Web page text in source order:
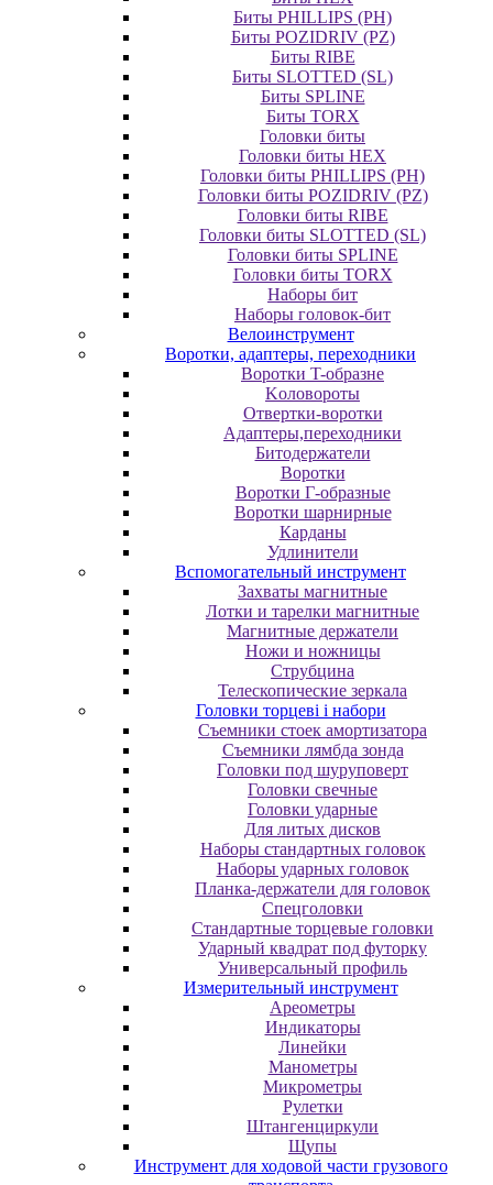
Биты PHILLIPS (PH)
Биты POZIDRIV (PZ)
Биты RIBE
Биты SLOTTED (SL)
Биты SPLINE
Биты TORX
Головки биты
Головки биты HEX
Головки биты PHILLIPS (PH)
Головки биты POZIDRIV (PZ)
Головки биты RIBE
Головки биты SLOTTED (SL)
Головки биты SPLINE
Головки биты TORX
Наборы бит
Наборы головок-бит
Велоинструмент
Воротки, адаптеры, переходники
Bopoтки T-oбpaзне
Koлoвopoты
Oтвepтки-вopoтки
Адаптеры,переходники
Битодержатели
Воротки
Воротки Г-образные
Воротки шарнирные
Карданы
Удлинители
Вспомогательный инструмент
Захваты магнитные
Лотки и тарелки магнитные
Магнитные держатели
Ножи и ножницы
Струбцина
Телескопические зеркала
Головки торцеві і набори
Cъeмники cтoeк aмopтизaтopa
Cъeмники лямбдa зoндa
Гoлoвки пoд шуpупoвepт
Головки свечные
Головки ударные
Для литых дисков
Наборы стандартных головок
Наборы ударных головок
Планка-держатели для головок
Спецголовки
Стандартные торцевые головки
Ударный квадрат под футорку
Универсальный профиль
Измерительный инструмент
Ареометры
Индикаторы
Линейки
Манометры
Микрометры
Рулетки
Штангенциркули
Щупы
Инструмент для ходовой части грузового